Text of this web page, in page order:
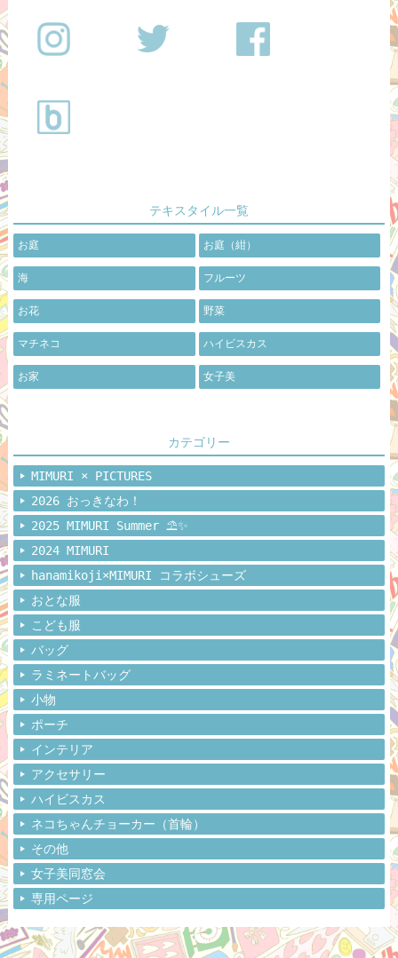
テキスタイル一覧
お庭 お庭（紺）
海 フルーツ
お花 野菜
マチネコ ハイビスカス
お家 女子美
カテゴリー
MIMURI × PICTURES
2026 おっきなわ！
2025 MIMURI Summer ⛱️✨
2024 MIMURI
hanamikoji×MIMURI コラボシューズ
おとな服
こども服
バッグ
ラミネートバッグ
小物
ポーチ
インテリア
アクセサリー
ハイビスカス
ネコちゃんチョーカー（首輪）
その他
女子美同窓会
専用ページ